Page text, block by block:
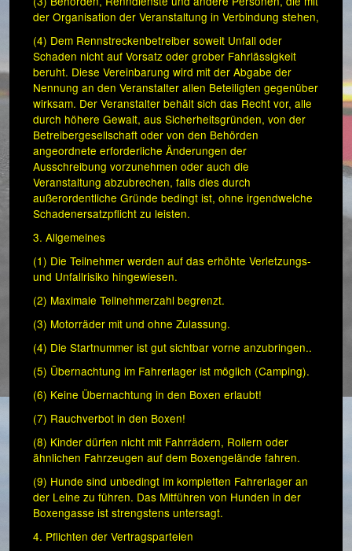
der Organisation der Veranstaltung in Verbindung stehen,
(4) Dem Rennstreckenbetreiber soweit Unfall oder
Schaden nicht auf Vorsatz oder grober Fahrlässigkeit
beruht. Diese Vereinbarung wird mit der Abgabe der
Nennung an den Veranstalter allen Beteiligten gegenüber
wirksam. Der Veranstalter behält sich das Recht vor, alle
durch höhere Gewalt, aus Sicherheitsgründen, von der
Betreibergesellschaft oder von den Behörden
angeordnete erforderliche Änderungen der
Ausschreibung vorzunehmen oder auch die
Veranstaltung abzubrechen, falls dies durch
außerordentliche Gründe bedingt ist, ohne irgendwelche
Schadenersatzpflicht zu leisten.
3. Allgemeines
(1) Die Teilnehmer werden auf das erhöhte Verletzungs-
und Unfallrisiko hingewiesen.
(2) Maximale Teilnehmerzahl begrenzt.
(3) Motorräder mit und ohne Zulassung.
(4) Die Startnummer ist gut sichtbar vorne anzubringen..
(5) Übernachtung im Fahrerlager ist möglich (Camping).
(6) Keine Übernachtung in den Boxen erlaubt!
(7) Rauchverbot in den Boxen!
(8) Kinder dürfen nicht mit Fahrrädern, Rollern oder
ähnlichen Fahrzeugen auf dem Boxengelände fahren.
(9) Hunde sind unbedingt im kompletten Fahrerlager an
der Leine zu führen. Das Mitführen von Hunden in der
Boxengasse ist strengstens untersagt.
4. Pflichten der Vertragsparteien